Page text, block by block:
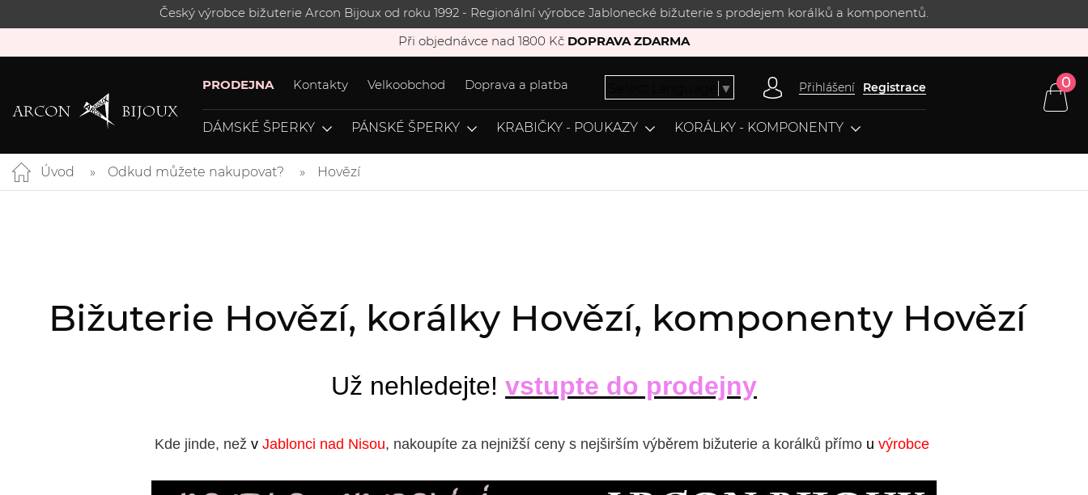
Český výrobce bižuterie Arcon Bijoux od roku 1992 - Regionální výrobce Jablonecké bižuterie s prodejem korálků a komponentů.
Při objednávce nad 1800 Kč DOPRAVA ZDARMA
PRODEJNA Kontakty Velkoobchod Doprava a platba ▼ Přihlášení Registrace 0
DÁMSKÉ ŠPERKY PÁNSKÉ ŠPERKY KRABIČKY - POUKAZY KORÁLKY - KOMPONENTY
Úvod Odkud můžete nakupovat? Hovězí
Bižuterie Hovězí, korálky Hovězí, komponenty Hovězí
Už nehledejte! vstupte do prodejny
Kde jinde, než v Jablonci nad Nisou, nakoupíte za nejnižší ceny s nejširším výběrem bižuterie a korálků přímo u výrobce